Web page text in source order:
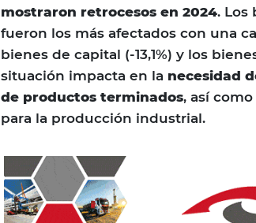
mostraron retrocesos en 2024. Los
fueron los más afectados con una
bienes de capital (-13,1%) y los
situación impacta en la necesidad
de productos terminados, así
para la producción industrial.